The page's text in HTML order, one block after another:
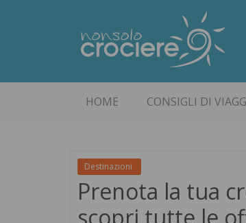
HOME CONSIGLI DI
Destinazioni
Prenota la tua